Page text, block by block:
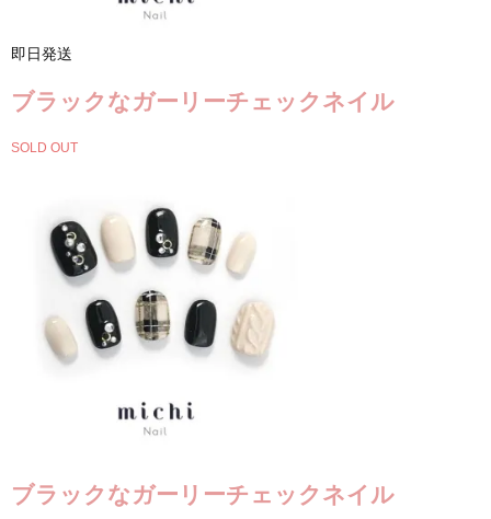
即日発送
ブラックなガーリーチェックネイル
SOLD OUT
ブラックなガーリーチェックネイル